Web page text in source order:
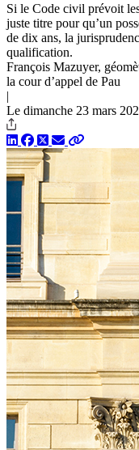
Si le Code civil prévoit
juste titre pour qu’un
de dix ans, la
qualification.
François Mazuyer,
la cour d’appel de Pau
|
Le dimanche 23 mars